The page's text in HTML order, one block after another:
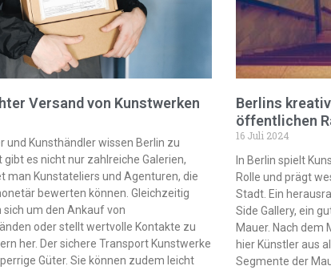
Versand von Kunstwerken
und Kunsthändler wissen Berlin zu
gibt es nicht nur zahlreiche Galerien,
man Kunstateliers und Agenturen, die
bewerten können. Gleichzeitig
um den Ankauf von
oder stellt wertvolle Kontakte zu
her. Der sichere Transport Kunstwerke
Güter. Sie können zudem leicht
Berlins
öffentlichen
16 Juli 2024
In Berlin spielt
Rolle und prägt
Stadt. Ein
Side Gallery, ein
Mauer. Nach
hier Künstler aus
Segmente der